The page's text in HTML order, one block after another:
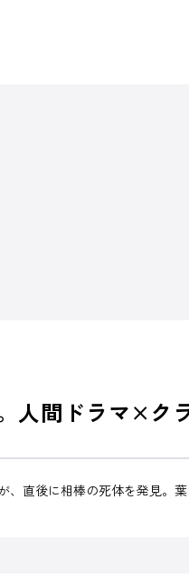
人間ドラマ×ク
直後に相棒の死体を発見。